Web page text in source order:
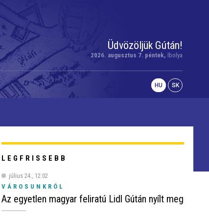
Üdvözöljük Gútán!
2026. augusztus 7. péntek, Ibolya
HU SK
LEGFRISSEBB
július 24., 12:02
VÁROSUNKRÓL
Az egyetlen magyar feliratú Lidl Gútán nyílt meg